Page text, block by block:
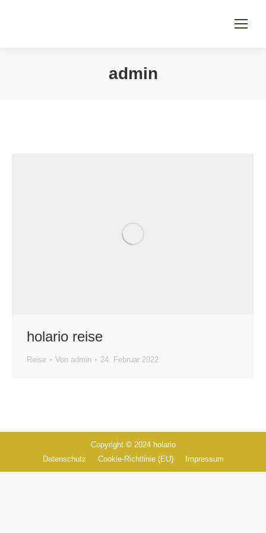
admin
holario reise
Reise Von admin 24. Februar 2022
Copyright © 2024 holario
Datenschutz
Cookie-Richtlinie (EU) Impressum